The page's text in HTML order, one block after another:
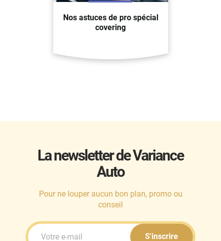
Nos astuces de pro spécial
covering
La newsletter de Variance
Auto
Pour ne louper aucun bon plan, promo ou
conseil
S'inscrire